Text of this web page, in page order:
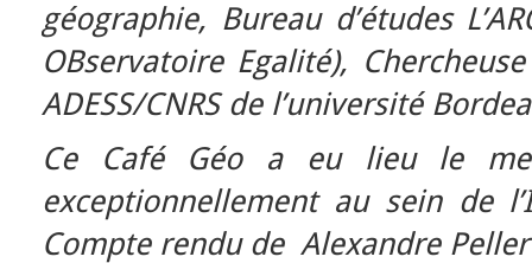
géographie, Bureau d’études
OBservatoire Egalité),
ADESS/CNRS de l’université
Ce Café Géo a eu lieu le
exceptionnellement au sein de
Compte rendu de Alexandre